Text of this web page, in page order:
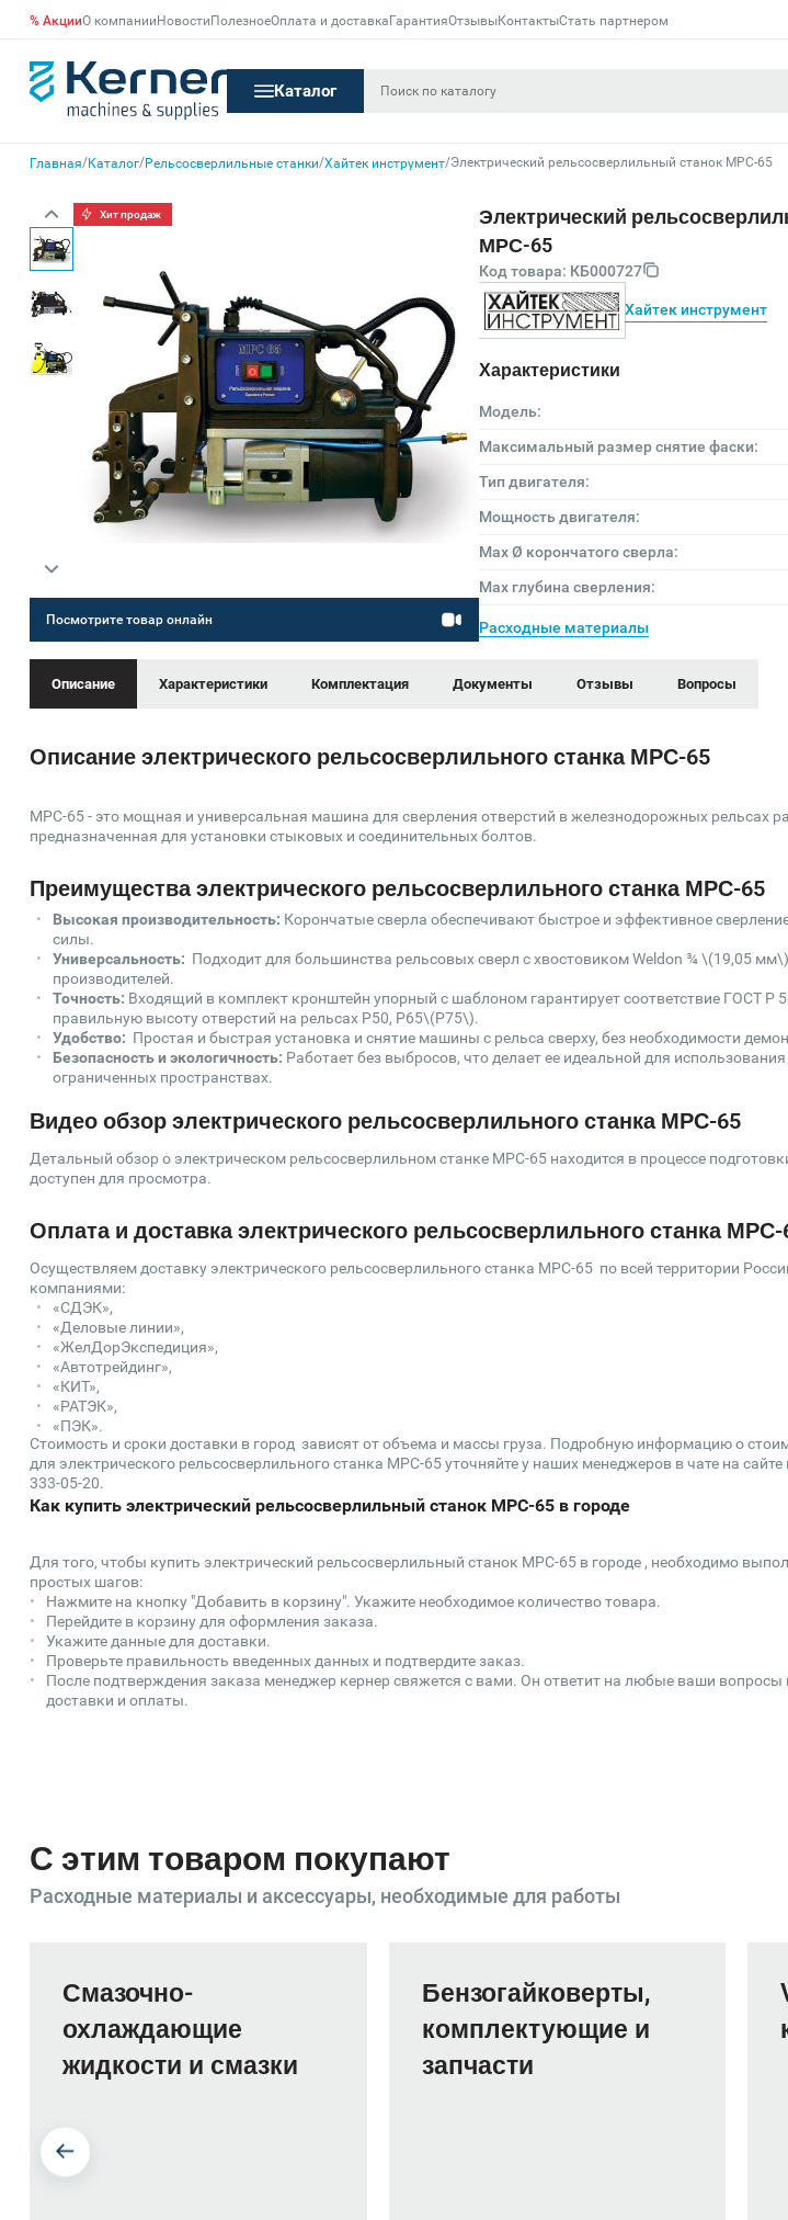
% АкцииО компанииНовостиПолезноеОплата и доставкаГарантияОтзывыКонтактыСтать партнером
Каталог
Главная/Каталог/Рельсосверлильные станки/Хайтек инструмент/Электрический рельсосверлильный станок МРС-65
Хит продаж
Посмотрите товар онлайн
Электрический
МРС-65
Код товара: КБ000727
Хайтек инструмент
Характеристики
Модель:
Максимальный размер снятие фаски:
Тип двигателя:
Мощность двигателя:
Мах Ø корончатого сверла:
Мах глубина сверления:
Расходные материалы
Описание Характеристики Комплектация Документы Отзывы Вопросы
Описание электрического рельсосверлильного станка МРС-65
МРС-65 - это мощная и универсальная машина для сверления отверстий в железнодорожных рельсах
предназначенная для установки стыковых и соединительных болтов.
Преимущества электрического рельсосверлильного станка МРС-65
Высокая производительность: Корончатые сверла обеспечивают быстрое и эффективное
силы.
Универсальность: Подходит для большинства рельсовых сверл с хвостовиком Weldon ¾ \(19,05
производителей.
Точность: Входящий в комплект кронштейн упорный с шаблоном гарантирует соответствие ГОСТ Р
правильную высоту отверстий на рельсах Р50, Р65\(Р75\).
Удобство: Простая и быстрая установка и снятие машины с рельса сверху, без необходимости
Безопасность и экологичность: Работает без выбросов, что делает ее идеальной для использования
ограниченных пространствах.
Видео обзор электрического рельсосверлильного станка МРС-65
Детальный обзор о электрическом рельсосверлильном станке МРС-65 находится в процессе
доступен для просмотра.
Оплата и доставка электрического рельсосверлильного станка МРС-
Осуществляем доставку электрического рельсосверлильного станка МРС-65 по всей территории
компаниями:
«СДЭК»,
«Деловые линии»,
«ЖелДорЭкспедиция»,
«Автотрейдинг»,
«КИТ»,
«РАТЭК»,
«ПЭК».
Стоимость и сроки доставки в город зависят от объема и массы груза. Подробную информацию о
для электрического рельсосверлильного станка МРС-65 уточняйте у наших менеджеров в чате на сайте
333-05-20.
Как купить электрический рельсосверлильный станок МРС-65 в городе
Для того, чтобы купить электрический рельсосверлильный станок МРС-65 в городе , необходимо
простых шагов:
Нажмите на кнопку "Добавить в корзину". Укажите необходимое количество товара.
Перейдите в корзину для оформления заказа.
Укажите данные для доставки.
Проверьте правильность введенных данных и подтвердите заказ.
После подтверждения заказа менеджер кернер свяжется с вами. Он ответит на любые ваши вопросы
доставки и оплаты.
С этим товаром покупают
Расходные материалы и аксессуары, необходимые для работы
Смазочно-
охлаждающие
жидкости и смазки
Бензогайковерты,
комплектующие и
запчасти